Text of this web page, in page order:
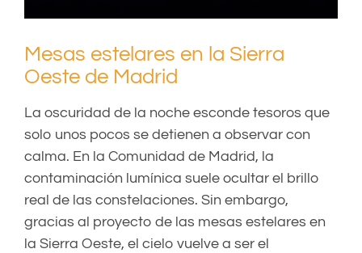
Mesas estelares en la Sierra
Oeste de Madrid
La oscuridad de la noche esconde tesoros que
solo unos pocos se detienen a observar con
calma. En la Comunidad de Madrid, la
contaminación lumínica suele ocultar el brillo
real de las constelaciones. Sin embargo,
gracias al proyecto de las mesas estelares en
la Sierra Oeste, el cielo vuelve a ser el